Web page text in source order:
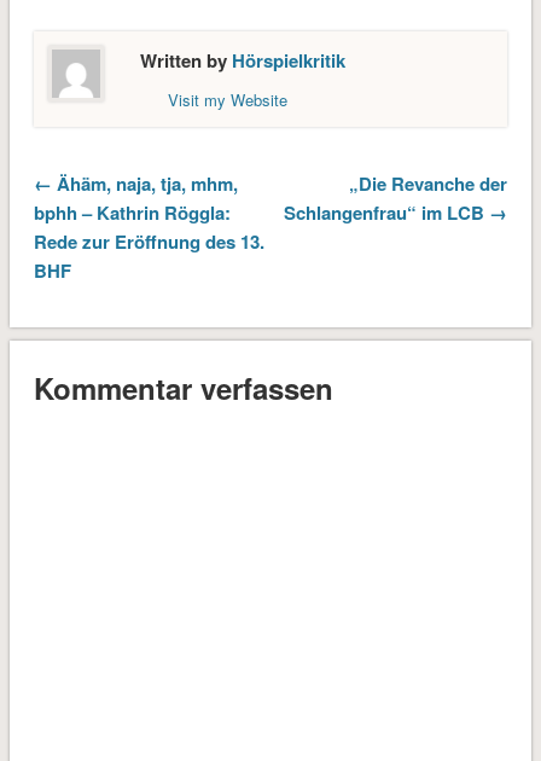
Written by Hörspielkritik
Visit my Website
← Ähäm, naja, tja, mhm,
bphh – Kathrin Röggla:
Rede zur Eröffnung des 13.
BHF
„Die Revanche der
Schlangenfrau“ im LCB →
Kommentar verfassen